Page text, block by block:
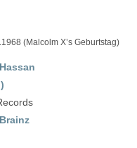
(Malcolm X’s Geburtstag)